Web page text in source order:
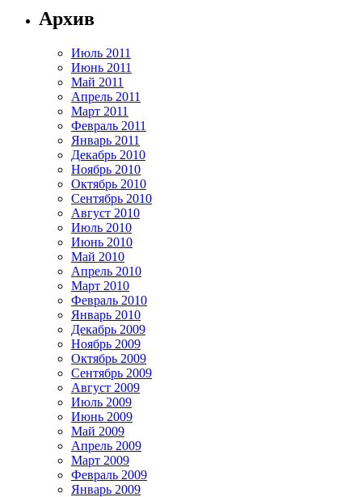
Архив
Июль 2011
Июнь 2011
Май 2011
Апрель 2011
Март 2011
Февраль 2011
Январь 2011
Декабрь 2010
Ноябрь 2010
Октябрь 2010
Сентябрь 2010
Август 2010
Июль 2010
Июнь 2010
Май 2010
Апрель 2010
Март 2010
Февраль 2010
Январь 2010
Декабрь 2009
Ноябрь 2009
Октябрь 2009
Сентябрь 2009
Август 2009
Июль 2009
Июнь 2009
Май 2009
Апрель 2009
Март 2009
Февраль 2009
Январь 2009